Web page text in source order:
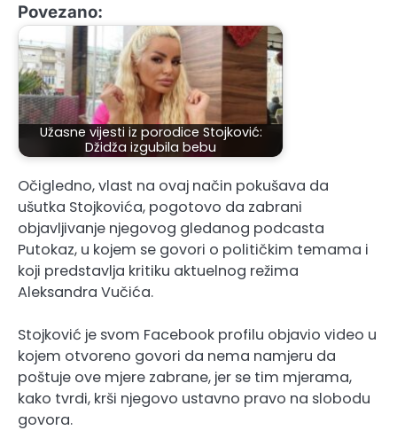
Povezano:
Užasne vijesti iz porodice Stojković:
Džidža izgubila bebu
Očigledno, vlast na ovaj način pokušava da
ušutka Stojkovića, pogotovo da zabrani
objavljivanje njegovog gledanog podcasta
Putokaz, u kojem se govori o političkim temama i
koji predstavlja kritiku aktuelnog režima
Aleksandra Vučića.
Stojković je svom Facebook profilu objavio video u
kojem otvoreno govori da nema namjeru da
poštuje ove mjere zabrane, jer se tim mjerama,
kako tvrdi, krši njegovo ustavno pravo na slobodu
govora.